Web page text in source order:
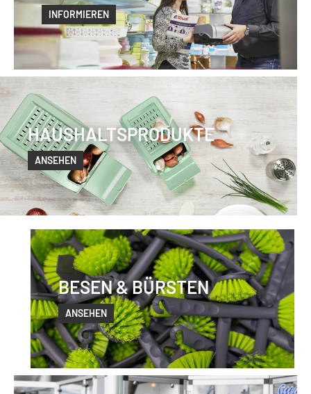
INFORMIEREN
HAUSHALTSPRODUKTE
ANSEHEN
BESEN & BÜRSTEN
ANSEHEN